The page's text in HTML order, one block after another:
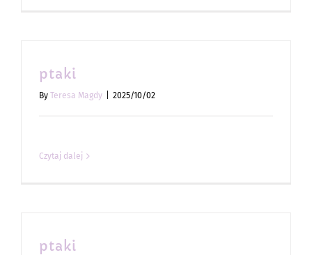
ptaki
By Teresa Magdy 2025/10/02
Czytaj dalej
ptaki